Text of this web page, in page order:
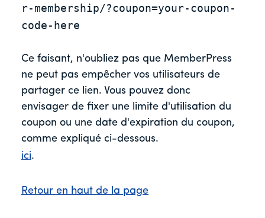
r-membership/?coupon=your-coupon-
code-here
Ce faisant, n'oubliez pas que MemberPress
ne peut pas empêcher vos utilisateurs de
partager ce lien. Vous pouvez donc
envisager de fixer une limite d'utilisation du
coupon ou une date d'expiration du coupon,
comme expliqué ci-dessous.
ici.
Retour en haut de la page